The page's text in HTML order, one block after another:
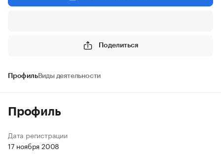
Поделиться
ПрофильВиды деятельности
Профиль
Дата регистрации
17 ноября 2008